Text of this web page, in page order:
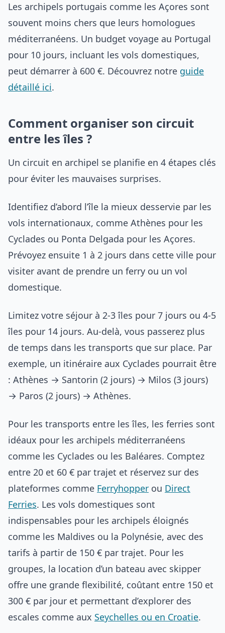
Les archipels portugais comme les Açores sont
souvent moins chers que leurs homologues
méditerranéens. Un budget voyage au Portugal
pour 10 jours, incluant les vols domestiques,
peut démarrer à 600 €. Découvrez notre guide
détaillé ici.
Comment organiser son circuit
entre les îles ?
Un circuit en archipel se planifie en 4 étapes clés
pour éviter les mauvaises surprises.
Identifiez d’abord l’île la mieux desservie par les
vols internationaux, comme Athènes pour les
Cyclades ou Ponta Delgada pour les Açores.
Prévoyez ensuite 1 à 2 jours dans cette ville pour
visiter avant de prendre un ferry ou un vol
domestique.
Limitez votre séjour à 2-3 îles pour 7 jours ou 4-5
îles pour 14 jours. Au-delà, vous passerez plus
de temps dans les transports que sur place. Par
exemple, un itinéraire aux Cyclades pourrait être
: Athènes → Santorin (2 jours) → Milos (3 jours)
→ Paros (2 jours) → Athènes.
Pour les transports entre les îles, les ferries sont
idéaux pour les archipels méditerranéens
comme les Cyclades ou les Baléares. Comptez
entre 20 et 60 € par trajet et réservez sur des
plateformes comme Ferryhopper ou Direct
Ferries. Les vols domestiques sont
indispensables pour les archipels éloignés
comme les Maldives ou la Polynésie, avec des
tarifs à partir de 150 € par trajet. Pour les
groupes, la location d’un bateau avec skipper
offre une grande flexibilité, coûtant entre 150 et
300 € par jour et permettant d’explorer des
escales comme aux Seychelles ou en Croatie.